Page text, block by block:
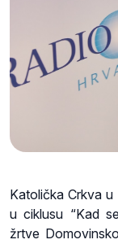
Katolička Crkva
u ciklusu “Kad
žrtve